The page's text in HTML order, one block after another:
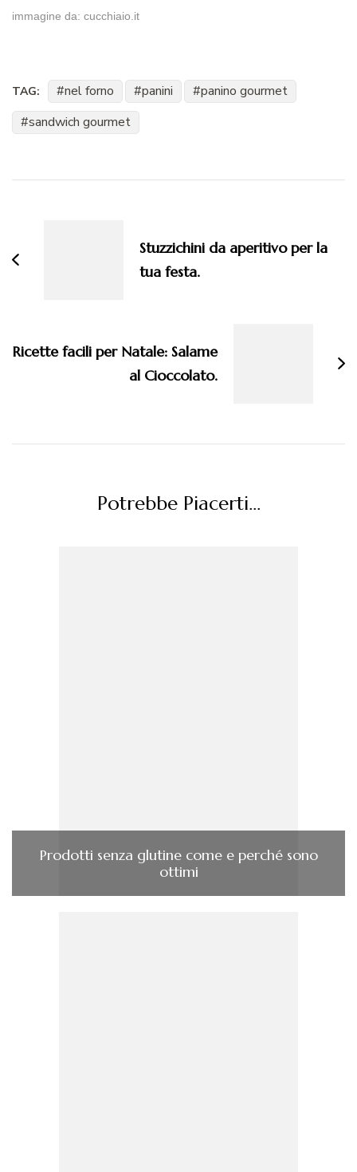
immagine da: cucchiaio.it
TAG: nel forno panini
panino gourmet
sandwich gourmet
Stuzzichini da aperitivo per la
tua festa.
Ricette facili per Natale: Salame
al Cioccolato.
Potrebbe Piacerti...
Prodotti senza glutine come e perché sono
ottimi